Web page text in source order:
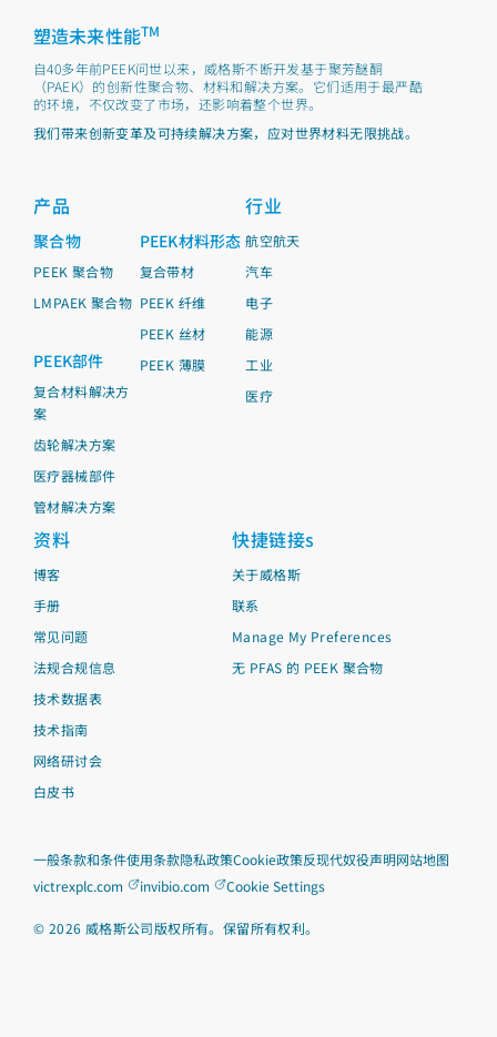
塑造未来性能TM
自40多年前PEEK问世以来，威格斯不断开发基于聚芳醚酮
（PAEK）的创新性聚合物、材料和解决方案。它们适用于最严酷
的环境，不仅改变了市场，还影响着整个世界。
我们带来创新变革及可持续解决方案，应对世界材料无限挑战。
产品
聚合物
PEEK 聚合物
LMPAEK 聚合物
PEEK部件
复合材料解决方
案
齿轮解决方案
医疗器械部件
管材解决方案
PEEK材料形态
复合带材
PEEK 纤维
PEEK 丝材
PEEK 薄膜
行业
航空航天
汽车
电子
能源
工业
医疗
资料
博客
手册
常见问题
法规合规信息
技术数据表
技术指南
网络研讨会
白皮书
快捷链接s
关于威格斯
联系
Manage My Preferences
无 PFAS 的 PEEK 聚合物
一般条款和条件使用条款隐私政策Cookie政策反现代奴役声明网站地图
victrexplc.com
invibio.com Cookie Settings
© 2026 威格斯公司版权所有。保留所有权利。